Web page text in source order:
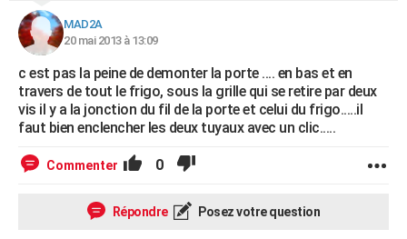
MAD2A
20 mai 2013 à 13:09
c est pas la peine de demonter la porte .... en bas et en
travers de tout le frigo, sous la grille qui se retire par deux
vis il y a la jonction du fil de la porte et celui du frigo.....il
faut bien enclencher les deux tuyaux avec un clic.....
Commenter 0
Répondre Posez votre question